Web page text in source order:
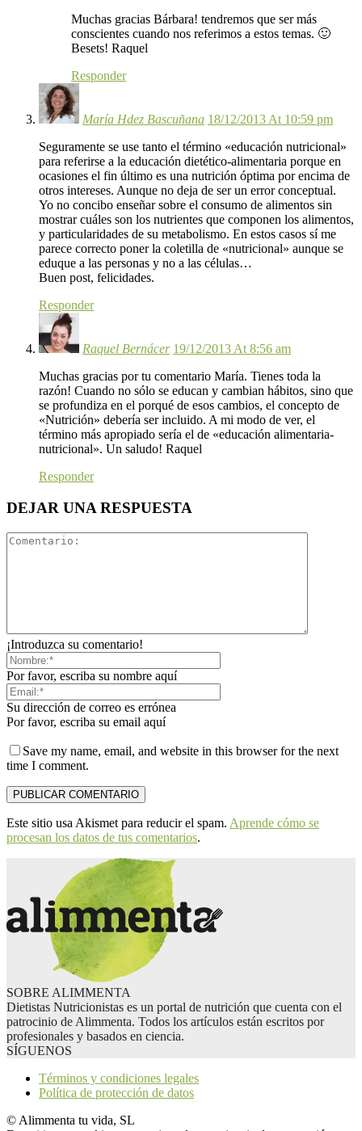
Muchas gracias Bárbara! tendremos que ser más
conscientes cuando nos referimos a estos temas. 🙂
Besets! Raquel
Responder
María Hdez Bascuñana 18/12/2013 At 10:59 pm
Seguramente se use tanto el término «educación nutricional»
para referirse a la educación dietético-alimentaria porque en
ocasiones el fin último es una nutrición óptima por encima de
otros intereses. Aunque no deja de ser un error conceptual.
Yo no concibo enseñar sobre el consumo de alimentos sin
mostrar cuáles son los nutrientes que componen los alimentos,
y particularidades de su metabolismo. En estos casos sí me
parece correcto poner la coletilla de «nutricional» aunque se
eduque a las personas y no a las células…
Buen post, felicidades.
Responder
Raquel Bernácer 19/12/2013 At 8:56 am
Muchas gracias por tu comentario María. Tienes toda la
razón! Cuando no sólo se educan y cambian hábitos, sino que
se profundiza en el porqué de esos cambios, el concepto de
«Nutrición» debería ser incluido. A mi modo de ver, el
término más apropiado sería el de «educación alimentaria-
nutricional». Un saludo! Raquel
Responder
DEJAR UNA RESPUESTA
¡Introduzca su comentario!
Por favor, escriba su nombre aquí
Su dirección de correo es errónea
Por favor, escriba su email aquí
Save my name, email, and website in this browser for the next
time I comment.
Este sitio usa Akismet para reducir el spam. Aprende cómo se
procesan los datos de tus comentarios.
SOBRE ALIMMENTA
Dietistas Nutricionistas es un portal de nutrición que cuenta con el
patrocinio de Alimmenta. Todos los artículos están escritos por
profesionales y basados en ciencia.
SÍGUENOS
Términos y condiciones legales
Política de protección de datos
© Alimmenta tu vida, SL